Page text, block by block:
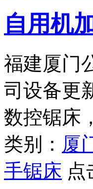
自用机
福建厦门
司设备更
数控锯床
类别： 厦
手锯床 点